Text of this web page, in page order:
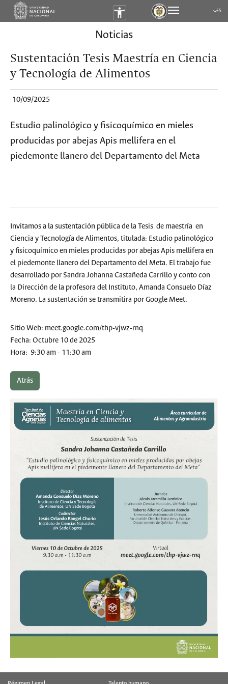
ES
Noticias
Sustentación Tesis Maestría en Ciencia
y Tecnología de Alimentos
10/09/2025
Estudio palinológico y fisicoquímico en mieles
producidas por abejas Apis mellifera en el
piedemonte llanero del Departamento del Meta
Invitamos a la sustentación pública de la Tesis de maestría en
Ciencia y Tecnología de Alimentos, titulada: Estudio palinológico
y fisicoquímico en mieles producidas por abejas Apis mellifera en
el piedemonte llanero del Departamento del Meta. El trabajo fue
desarrollado por Sandra Johanna Castañeda Carrillo y conto con
la Dirección de la profesora del Instituto, Amanda Consuelo Díaz
Moreno. La sustentación se transmitira por Google Meet.
Sitio Web: meet.google.com/thp-vjwz-rnq
Fecha: Octubre 10 de 2025
Hora: 9:30 am - 11:30 am
Atrás